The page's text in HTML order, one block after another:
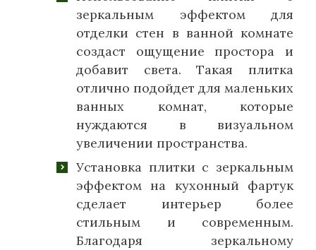
зеркальным эффектом для
отделки стен в ванной комнате
создаст ощущение простора и
добавит света. Такая плитка
отлично подойдет для маленьких
ванных комнат, которые
нуждаются в визуальном
увеличении пространства.
Установка плитки с зеркальным
эффектом на кухонный фартук
сделает интерьер более
стильным и современным.
Благодаря зеркальному